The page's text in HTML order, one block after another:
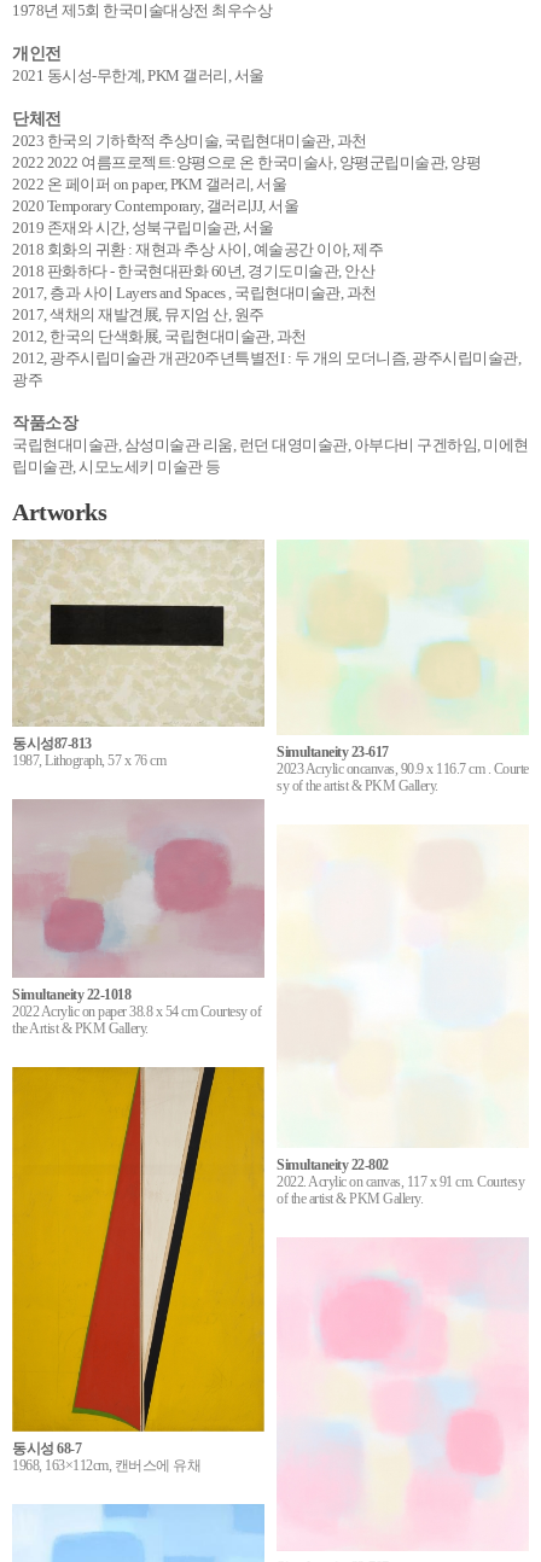
1978년 제5회 한국미술대상전 최우수상
개인전
2021 동시성-무한계, PKM 갤러리, 서울
단체전
2023 한국의 기하학적 추상미술, 국립현대미술관, 과천
2022 2022 여름프로젝트:양평으로 온 한국미술사, 양평군립미술관, 양평
2022 온 페이퍼 on paper, PKM 갤러리, 서울
2020 Temporary Contemporary, 갤러리JJ, 서울
2019 존재와 시간, 성북구립미술관, 서울
2018 회화의 귀환 : 재현과 추상 사이, 예술공간 이아, 제주
2018 판화하다 - 한국현대판화 60년, 경기도미술관, 안산
2017, 층과 사이 Layers and Spaces , 국립현대미술관, 과천
2017, 색채의 재발견展, 뮤지엄 산, 원주
2012, 한국의 단색화展, 국립현대미술관, 과천
2012, 광주시립미술관 개관20주년특별전I : 두 개의 모더니즘, 광주시립미술관,
광주
작품소장
국립현대미술관, 삼성미술관 리움, 런던 대영미술관, 아부다비 구겐하임, 미에현
립미술관, 시모노세키 미술관 등
Artworks
동시성87-813
1987, Lithograph, 57 x 76 cm
Simultaneity 23-617
2023 Acrylic oncanvas, 90.9 x 116.7 cm . Courte
sy of the artist & PKM Gallery.
Simultaneity 22-1018
2022 Acrylic on paper 38.8 x 54 cm Courtesy of
the Artist & PKM Gallery.
Simultaneity 22-802
2022. Acrylic on canvas, 117 x 91 cm. Courtesy
of the artist & PKM Gallery.
동시성 68-7
1968, 163×112cm, 캔버스에 유채